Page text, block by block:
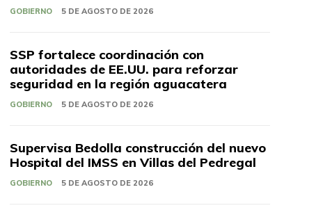
GOBIERNO 5 DE AGOSTO DE 2026
SSP fortalece coordinación con
autoridades de EE.UU. para reforzar
seguridad en la región aguacatera
GOBIERNO 5 DE AGOSTO DE 2026
Supervisa Bedolla construcción del nuevo
Hospital del IMSS en Villas del Pedregal
GOBIERNO 5 DE AGOSTO DE 2026